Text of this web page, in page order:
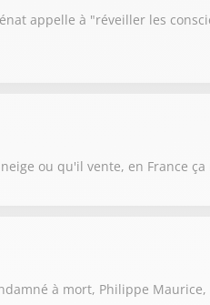
appelle à "réveiller les
ou qu'il vente, en France
à mort, Philippe Maurice,